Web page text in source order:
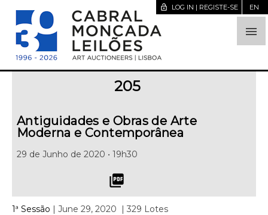

lock_open LOG IN | REGISTE-SE EN
205
Antiguidades e Obras de Arte
Moderna e Contemporânea
29 de Junho de 2020 • 19h30
picture_as_pdf
1ª Sessão | June 29, 2020 | 329 Lotes